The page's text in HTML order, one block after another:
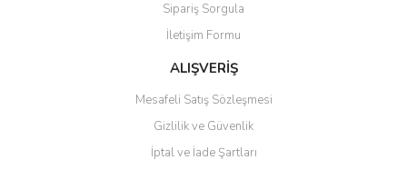
Sipariş Sorgula
İletişim Formu
ALIŞVERİŞ
Mesafeli Satış Sözleşmesi
Gizlilik ve Güvenlik
İptal ve İade Şartları